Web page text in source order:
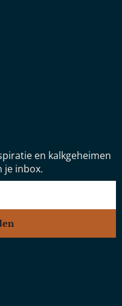
en kalkgeheimen
je inbox.